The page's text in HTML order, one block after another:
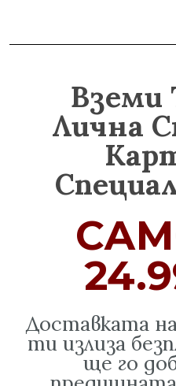
Вземи
Лична
Доставката
ти излиза
ще го